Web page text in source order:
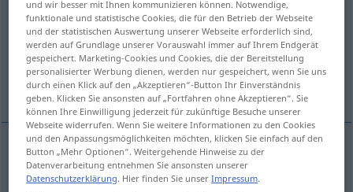
Übersicht aller Übersetzungen
(Für mehr Details die Übersetzung anklicken/antippen)
ぬるぬるした
ぬるぬるした [nurunuru shita] glitschig
und wir besser mit Ihnen kommunizieren können. Notwendige,
funktionale und statistische Cookies, die für den Betrieb der Webseite
und der statistischen Auswertung unserer Webseite erforderlich sind,
werden auf Grundlage unserer Vorauswahl immer auf Ihrem Endgerät
gespeichert. Marketing-Cookies und Cookies, die der Bereitstellung
personalisierter Werbung dienen, werden nur gespeichert, wenn Sie uns
durch einen Klick auf den „Akzeptieren“-Button Ihr Einverständnis
geben. Klicken Sie ansonsten auf „Fortfahren ohne Akzeptieren“. Sie
können Ihre Einwilligung jederzeit für zukünftige Besuche unserer
Webseite widerrufen. Wenn Sie weitere Informationen zu den Cookies
und den Anpassungsmöglichkeiten möchten, klicken Sie einfach auf den
Button „Mehr Optionen“. Weitergehende Hinweise zu der
Datenverarbeitung entnehmen Sie ansonsten unserer
Datenschutzerklärung. Hier finden Sie unserImpressum.